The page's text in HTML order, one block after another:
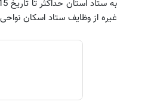
غیره از وظایف ستاد اسکان